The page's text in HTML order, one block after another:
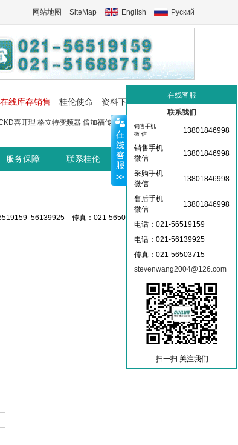
网站地图 SiteMap English Руский
在线库存销售 桂伦使命 资料下载 工控交流中心
喜开理 格立特变频器 倍加福传感器 菲尼克斯端子
服务保障 联系桂伦 桂伦资讯中心
56139925 传真：021-56503715 36359826
在线客服
联系我们
销售手机
微 信
13801846998
销售手机
微信
13801846998
采购手机
微信
13801846998
售后手机
微信
13801846998
电话：021-56519159
电话：021-56139925
传真：021-56503715
stevenwang2004@126.com
扫一扫 关注我们